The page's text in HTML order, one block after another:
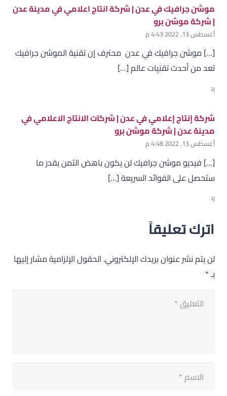
موشن جرافيك في عدن | شركة انتاج اعلامي في مدينة عدن
| شركة موشن برو
أغسطس 13, 2022 4:43 م
[…] موشن جرافيك في عدن محترف إن تقنية الموشن جرافيك
تعد من أحدث تقنيات عالم […]
رد
شركة إنتاج إعلامي في عدن | شركات الانتاج الاعلامي في
مدينة عدن | شركة موشن برو
أغسطس 13, 2022 4:48 م
[…] فيديو موشن جرافيك لن يكون باهض الثمن بقدر ما
ستحصل على الفوائد السريعة […]
رد
اترك تعليقاً
لن يتم نشر عنوان بريدك الإلكتروني. الحقول الإلزامية مشار إليها
بـ*